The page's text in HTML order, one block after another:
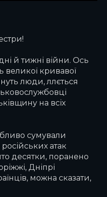
й тижні війни. Ось
кривавої
люди, ллється
на всіх
сумували
атак
десятки, поранено
Дніпрі
можна сказати,